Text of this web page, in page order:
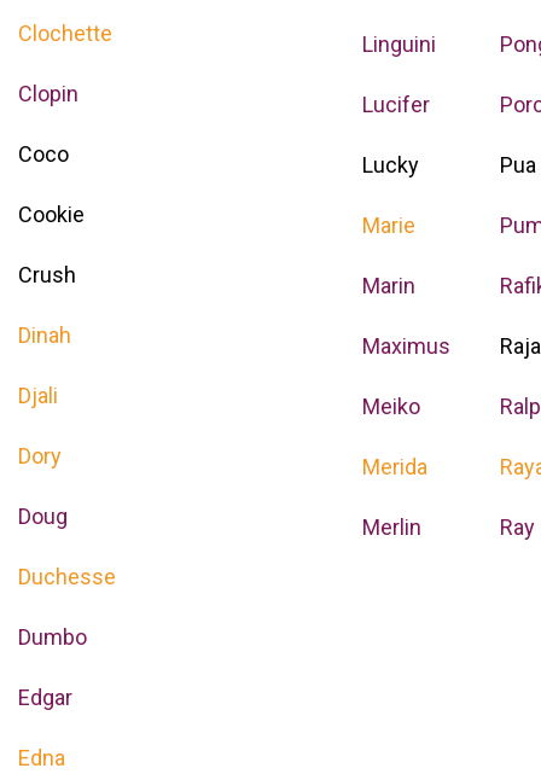
Clochette
Clopin
Coco
Cookie
Crush
Dinah
Djali
Dory
Doug
Duchesse
Dumbo
Edgar
Edna
Linguini
Lucifer
Lucky
Marie
Marin
Maximus
Meiko
Merida
Merlin
Pua
Ray